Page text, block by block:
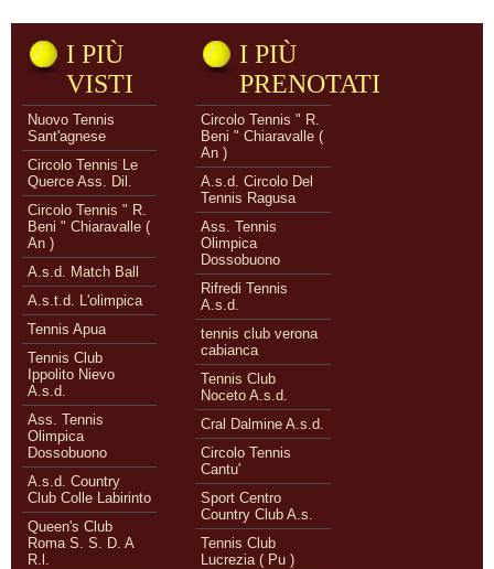
I PIÙ
VISTI
Nuovo Tennis
Sant'agnese
Circolo Tennis Le
Querce Ass. Dil.
Circolo Tennis " R.
Beni " Chiaravalle (
An )
A.s.d. Match Ball
A.s.t.d. L'olimpica
Tennis Apua
Tennis Club
Ippolito Nievo
A.s.d.
Ass. Tennis
Olimpica
Dossobuono
A.s.d. Country
Club Colle Labirinto
Queen's Club
Roma S. S. D. A
R.l.
I PIÙ
PRENOTATI
Circolo Tennis " R.
Beni " Chiaravalle (
An )
A.s.d. Circolo Del
Tennis Ragusa
Ass. Tennis
Olimpica
Dossobuono
Rifredi Tennis
A.s.d.
tennis club verona
cabianca
Tennis Club
Noceto A.s.d.
Cral Dalmine A.s.d.
Circolo Tennis
Cantu'
Sport Centro
Country Club A.s.
Tennis Club
Lucrezia ( Pu )